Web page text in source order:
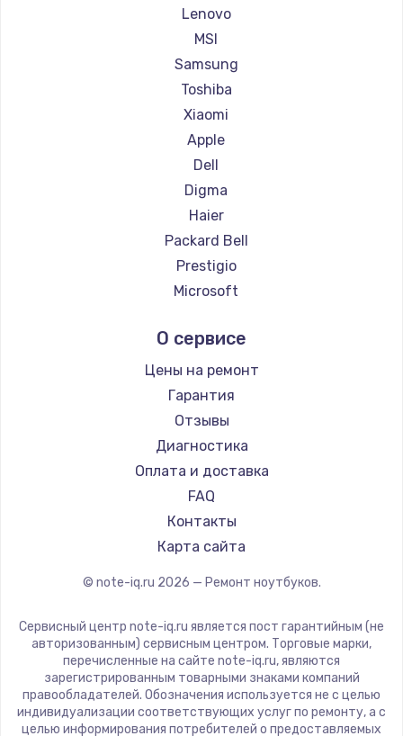
Ремонт ноутбуков Epson
Ремонт ноутбуков Philips
Ремонт ноутбуков LG
Ремонт ноутбуков Panasonic
Ремонт ноутбуков Irbis
Ремонт ноутбуков Thunderobot
Ремонт ноутбуков Hasee
Ремонт ноутбуков ZTE
Ремонт ноутбуков Hiper
Ремонт ноутбуков Evga
Ремонт ноутбуков Google
Ремонт ноутбуков Echips
Ремонт ноутбуков Predator
Ремонт ноутбуков iru
Ремонт ноутбуков Machenike
Ремонт ноутбуков DEXP
Ремонт ноутбуков Teclast
Ремонт ноутбуков CHUWI
Ремонт ноутбуков Colorful
Lenovo
MSI
Samsung
Toshiba
Xiaomi
Apple
Dell
Digma
Haier
Packard Bell
Prestigio
Microsoft
Aquarius
Gigabyte
Aorus
Maibenben
Getac
Epson
Philips
LG
Panasonic
ZTE
Hiper
Evga
Google
О сервисе
Цены на ремонт
Гарантия
Отзывы
Диагностика
Оплата и доставка
FAQ
Контакты
Карта сайта
© note-iq.ru 2026 — Ремонт ноутбуков.
Сервисный центр note-iq.ru является пост гарантийным (не
авторизованным) сервисным центром. Торговые марки,
перечисленные на сайте note-iq.ru, являются
зарегистрированным товарными знаками компаний
правообладателей. Обозначения используется не с целью
индивидуализации соответствующих услуг по ремонту, а с
целью информирования потребителей о предоставляемых